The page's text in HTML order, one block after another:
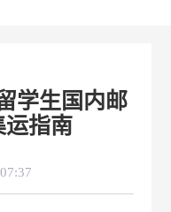
学生国内邮
运指南